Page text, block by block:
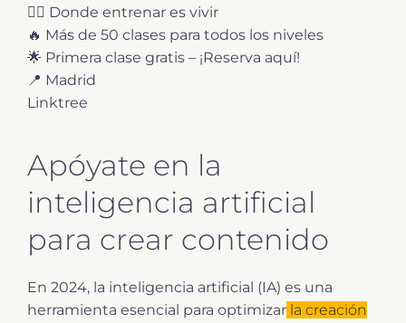
🏋️‍♂️ Donde entrenar es vivir
🔥 Más de 50 clases para todos los niveles
🌟 Primera clase gratis – ¡Reserva aquí!
📍 Madrid
Linktree
Apóyate en la
inteligencia artificial
para crear contenido
En 2024, la inteligencia artificial (IA) es una
herramienta esencial para optimizar la creación